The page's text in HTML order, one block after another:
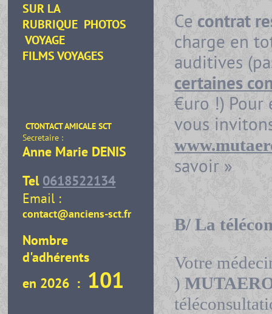
SUR LA
RUBRIQUE PHOTOS
VOYAGE
FILMS VOYAGES
CTONTACT AMICALE SCT
Secretaire :
Anne Marie DENIS
Tel 0618522134
Email :
contact@anciens-sct.fr
Nombre
d'adhérents
en 2026 : 101
Ce contrat
charge en
auditives
certaines
€uro !) Pour
vous
savoir »
B/ La
Votre
)